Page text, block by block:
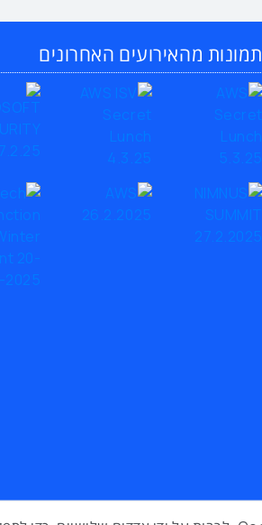
תמונות מהאירועים האחרונים